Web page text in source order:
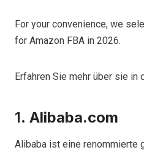
For your convenience, we
for Amazon FBA in 2026.
Erfahren Sie mehr über sie in
1. Alibaba.com
Alibaba ist eine renommierte